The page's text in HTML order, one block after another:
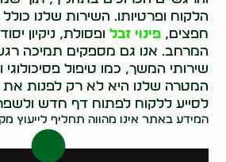
הלקוח ופרטיותו. השירות שלנו כולל
חפצים,פינוי זבל ופסולת, ניקיון
המרחב. אנו גם מספקים תמיכה
שירותי המשך, כמו טיפול פסיכולוגי
המטרה שלנו היא לא רק לפנות
לסייע ללקוח לפתוח דף חדש ולשפר
המידע באתר אינו מהווה תחליף לייעוץ